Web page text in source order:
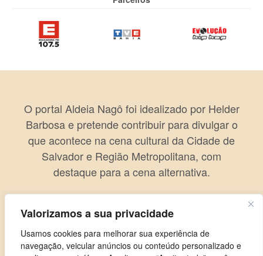
Valorizamos a sua privacidade
Usamos cookies para melhorar sua experiência de
navegação, veicular anúncios ou conteúdo personalizado e
O portal Aldeia Nagô foi idealizado por Helder
Barbosa e pretende contribuir para divulgar o
que acontece na cena cultural da Cidade de
Salvador e Região Metropolitana, com
destaque para a cena alternativa.